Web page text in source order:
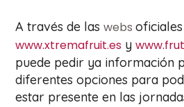
A través de laswebs
www.xtremafruit.es y
puede pedir ya información
diferentes opciones para
estar presente en las